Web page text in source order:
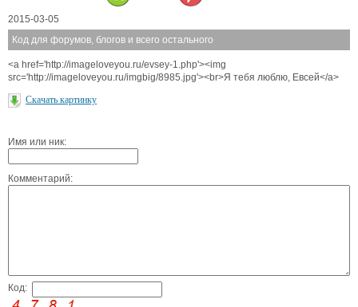
2015-03-05
Код для форумов, блогов и всего остального
<a href='http://imageloveyou.ru/evsey-1.php'><img
src='http://imageloveyou.ru/imgbig/8985.jpg'><br>Я тебя люблю, Евсей</a>
Скачать картинку
Имя или ник:
Комментарий:
Код: